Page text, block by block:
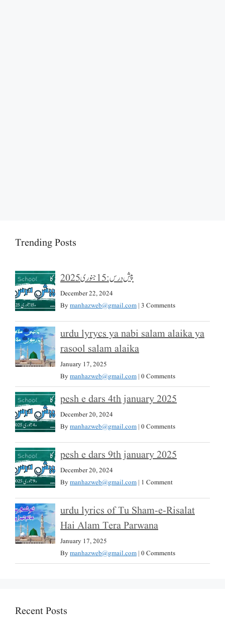
Trending Posts
پیش درس: 15 جنوری 2025
December 22, 2024
Bymanhazweb@gmail.com | 3 Comments
urdu lyrycs ya nabi salam alaika ya
rasool salam alaika
January 17, 2025
Bymanhazweb@gmail.com | 0 Comments
pesh e dars 4th january 2025
December 20, 2024
Bymanhazweb@gmail.com | 0 Comments
pesh e dars 9th january 2025
December 20, 2024
Bymanhazweb@gmail.com | 1 Comment
urdu lyrics of Tu Sham-e-Risalat
Hai Alam Tera Parwana
January 17, 2025
Bymanhazweb@gmail.com | 0 Comments
Recent Posts